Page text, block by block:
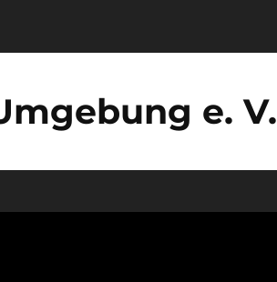
e. V.